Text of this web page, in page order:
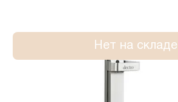
Нет на складе